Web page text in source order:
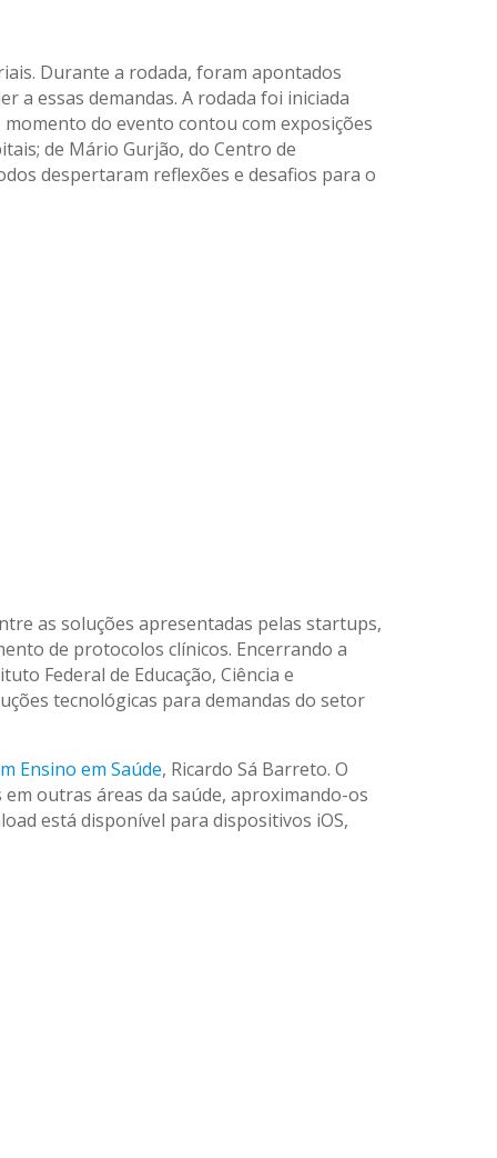
Durante a rodada, foram apontados
a essas demandas. A rodada foi iniciada
do evento contou com exposições
de Mário Gurjão, do Centro de
despertaram reflexões e desafios para o
as soluções apresentadas pelas startups,
de protocolos clínicos. Encerrando a
Federal de Educação, Ciência e
tecnológicas para demandas do setor
Ensino em Saúde, Ricardo Sá Barreto. O
outras áreas da saúde, aproximando-os
está disponível para dispositivos iOS,